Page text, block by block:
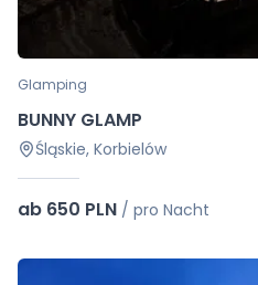
Glamping
BUNNY GLAMP
Śląskie, Korbielów
ab 650 PLN / pro Nacht